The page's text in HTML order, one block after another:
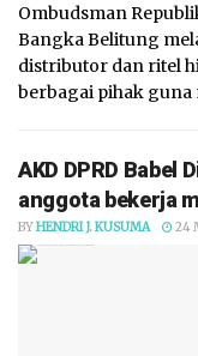
Ombudsman
Bangka Belitung
distributor dan ritel
berbagai pihak guna
AKD DPRD Babel
anggota bekerja
BYHENDRI J. KUSUMA 24